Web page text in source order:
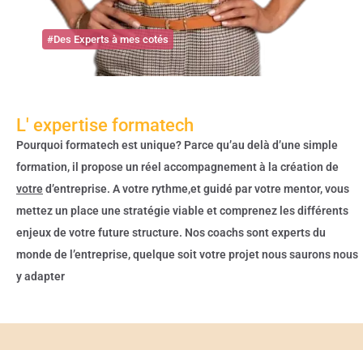
#Des Experts à mes cotés
L' expertise formatech
Pourquoi formatech est unique? Parce qu’au delà d’une simple
formation, il propose un réel accompagnement à la création de
votred’entreprise. A votre rythme,et guidé par votre mentor, vous
mettez un place une stratégie viable et comprenez les différents
enjeux de votre future structure. Nos coachs sont experts du
monde de l’entreprise, quelque soit votre projet nous saurons nous
y adapter